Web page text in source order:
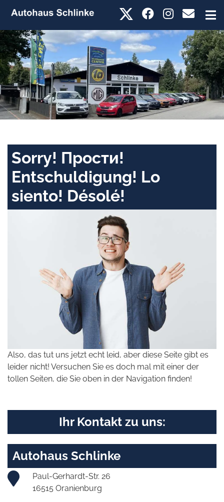
Sorry! Прости!
Entschuldigung! Lo
siento! Désolé!
Also, das tut uns jetzt echt leid, aber diese Seite gibt es
leider nicht! Versuchen Sie es doch mal mit einer der
tollen Seiten, die Sie oben in der Navigation finden!
Ihr Kontakt zu uns:
Autohaus Schlinke
Paul-Gerhardt-Str. 26
16515 Oranienburg